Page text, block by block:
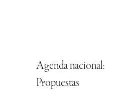
Agenda nacional:
Propuestas